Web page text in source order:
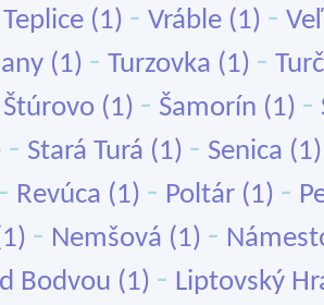
(1) - Vráble (1) -
(1) - Turzovka (1) -
Štúrovo (1) - Šamorín (1) -
- Stará Turá (1) - Senica
- Revúca (1) - Poltár (1) -
- Nemšová (1) -
Bodvou (1) - Liptovský